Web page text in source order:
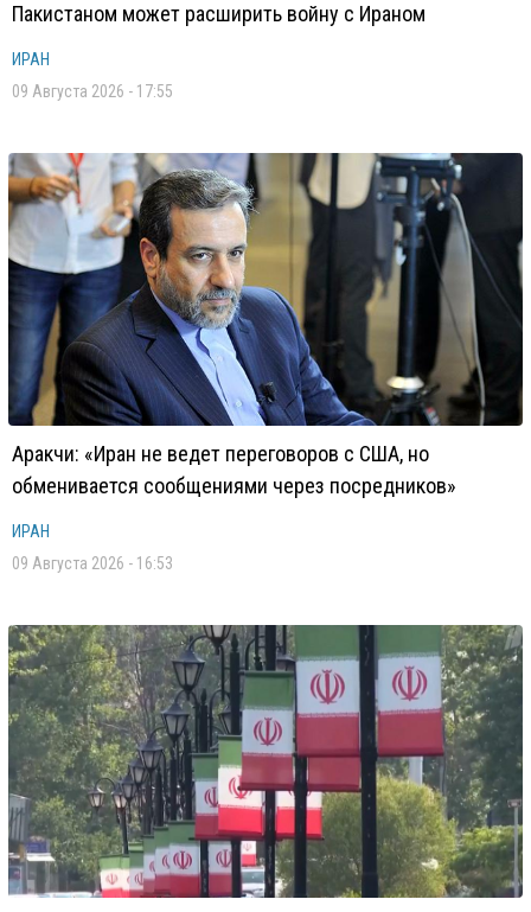
Пакистаном может расширить войну с Ираном
ИРАН
09 Августа 2026 - 17:55
Аракчи: «Иран не ведет переговоров с США, но
обменивается сообщениями через посредников»
ИРАН
09 Августа 2026 - 16:53